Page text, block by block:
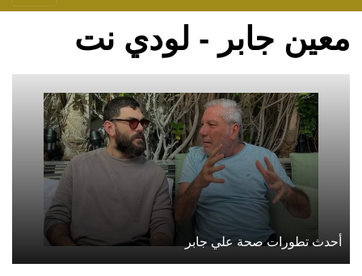
معين جابر - لودي نت
أحدث تطورات صحة علي جابر